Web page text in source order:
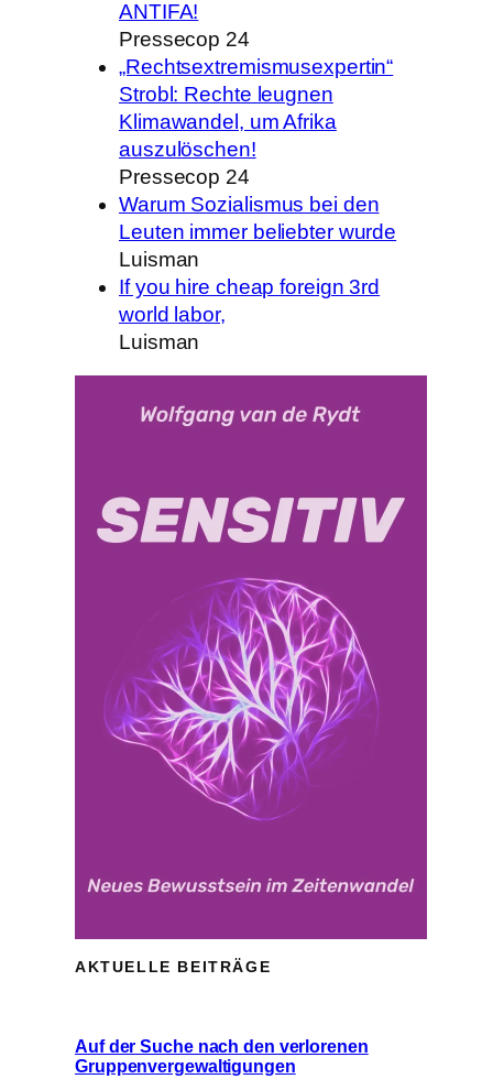
ANTIFA!
Pressecop 24
„Rechtsextremismusexpertin“
Strobl: Rechte leugnen
Klimawandel, um Afrika
auszulöschen!
Pressecop 24
Warum Sozialismus bei den
Leuten immer beliebter wurde
Luisman
If you hire cheap foreign 3rd
world labor,
Luisman
AKTUELLE BEITRÄGE
Auf der Suche nach den verlorenen
Gruppenvergewaltigungen